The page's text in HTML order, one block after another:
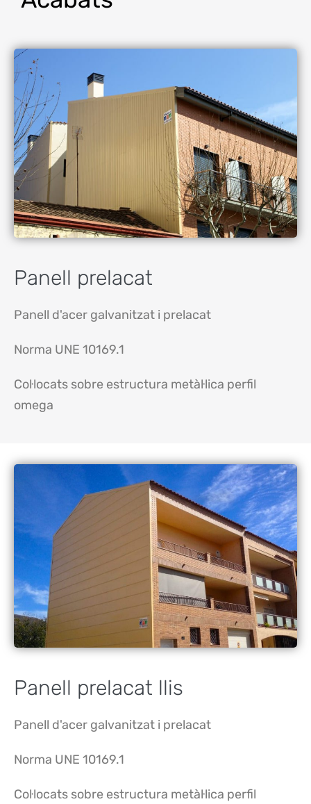
Panell prelacat
Panell d'acer galvanitzat i prelacat
Norma UNE 10169.1
Col·locats sobre estructura metàl·lica perfil
omega
Panell prelacat llis
Panell d'acer galvanitzat i prelacat
Norma UNE 10169.1
Col·locats sobre estructura metàl·lica perfil